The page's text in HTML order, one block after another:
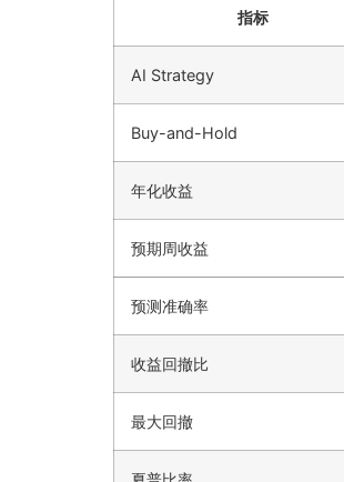
指标
AI Strategy
Buy-and-Hold
年化收益
预期周收益
预测准确率
收益回撤比
最大回撤